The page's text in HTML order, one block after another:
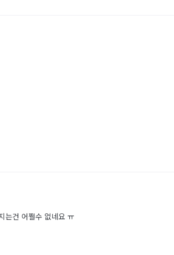
는건 어쩔수 없네요 ㅠ